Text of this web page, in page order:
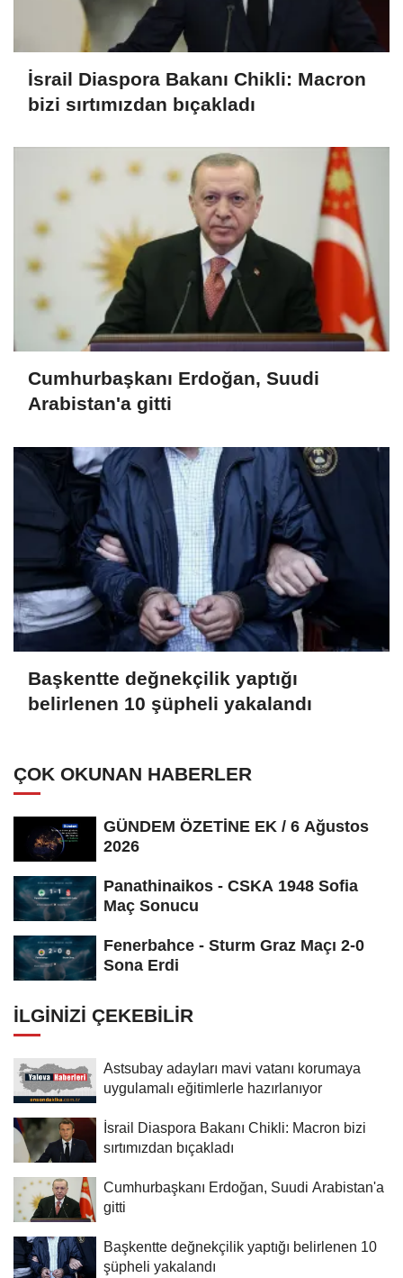
İsrail Diaspora Bakanı Chikli: Macron
bizi sırtımızdan bıçakladı
Cumhurbaşkanı Erdoğan, Suudi
Arabistan'a gitti
Başkentte değnekçilik yaptığı
belirlenen 10 şüpheli yakalandı
ÇOK OKUNAN HABERLER
GÜNDEM ÖZETİNE EK / 6 Ağustos
2026
Panathinaikos - CSKA 1948 Sofia
Maç Sonucu
Fenerbahce - Sturm Graz Maçı 2-0
Sona Erdi
İLGINIZI ÇEKEBILIR
Astsubay adayları mavi vatanı korumaya
uygulamalı eğitimlerle hazırlanıyor
İsrail Diaspora Bakanı Chikli: Macron bizi
sırtımızdan bıçakladı
Cumhurbaşkanı Erdoğan, Suudi Arabistan'a
gitti
Başkentte değnekçilik yaptığı belirlenen 10
şüpheli yakalandı